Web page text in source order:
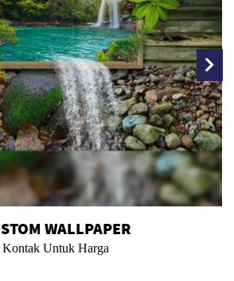
WALLPAPER
Kontak Untuk Harga